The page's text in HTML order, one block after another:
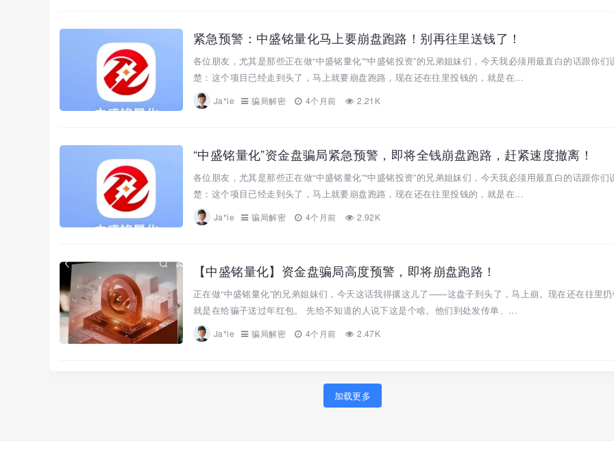
紧急预警：中盛铭量化马上要崩盘跑路！别再往里送钱了！
各位朋友，尤其是那些正在做“中盛铭量化”“中盛铭投资”的兄弟姐妹们，今天我必须用最直白的话跟你们
楚：这个项目已经走到头了，马上就要崩盘跑路，现在还在往里投钱的，就是在...
Ja*ie 骗局解密 4个月前 2.21K
“中盛铭量化”资金盘骗局紧急预警，即将全钱崩盘跑路，赶紧速度撤离！
各位朋友，尤其是那些正在做“中盛铭量化”“中盛铭投资”的兄弟姐妹们，今天我必须用最直白的话跟你们
楚：这个项目已经走到头了，马上就要崩盘跑路，现在还在往里投钱的，就是在...
Ja*ie 骗局解密 4个月前 2.92K
【中盛铭量化】资金盘骗局高度预警，即将崩盘跑路！
正在做“中盛铭量化”的兄弟姐妹们，今天这话我得撂这儿了——这盘子到头了，马上崩。现在还在往里扔
就是在给骗子送过年红包。 先给不知道的人说下这是个啥。他们到处发传单、...
Ja*ie 骗局解密 4个月前 2.47K
加载更多